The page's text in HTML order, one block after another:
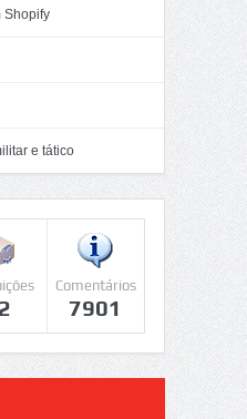
Shopify
e tático
Comentários
7901